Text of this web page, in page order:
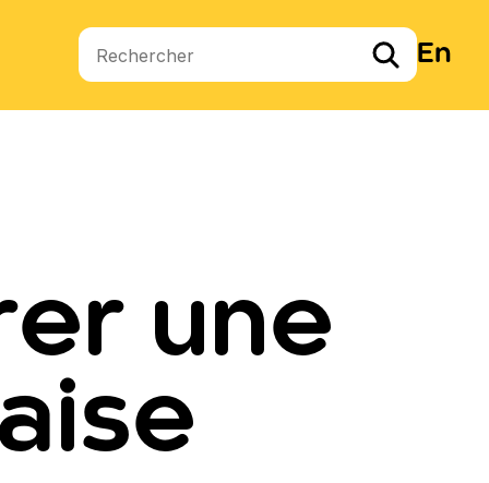
Termes de recherche En
une